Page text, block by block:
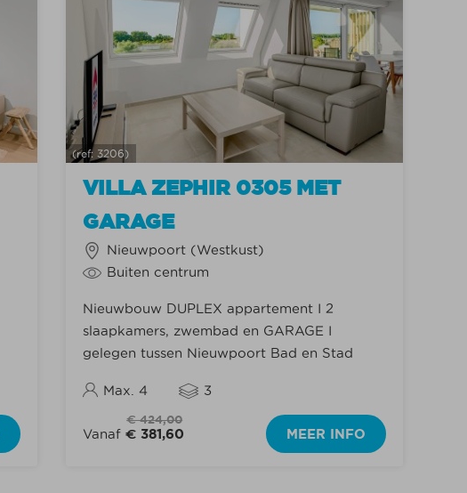
VILLA ZEPHIR 0305 MET
GARAGE
(ref: 3206)
Nieuwpoort (Westkust)
Buiten centrum
Nieuwbouw DUPLEX appartement I 2
slaapkamers, zwembad en GARAGE I
gelegen tussen Nieuwpoort Bad en Stad
Max. 4 3
€ 424,00
Vanaf€ 381,60 MEER INFO